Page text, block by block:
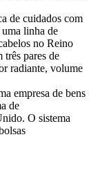
de cuidados com
linha de
no Reino
pares de
radiante, volume
empresa de bens
de
O sistema